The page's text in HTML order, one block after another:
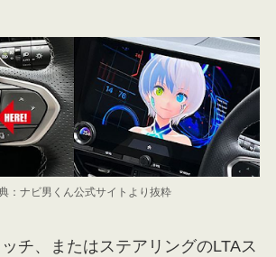
：ナビ男くん公式サイトより抜粋
チ、またはステアリングのLTAス